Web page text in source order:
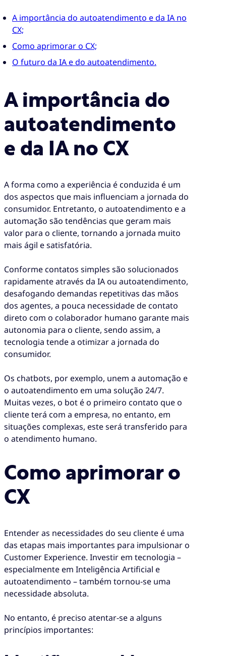
A importância do autoatendimento e da IA no
CX;
Como aprimorar o CX;
O futuro da IA e do autoatendimento.
A importância do
autoatendimento
e da IA no CX
A forma como a experiência é conduzida é um
dos aspectos que mais influenciam a jornada do
consumidor. Entretanto, o autoatendimento e a
automação são tendências que geram mais
valor para o cliente, tornando a jornada muito
mais ágil e satisfatória.
Conforme contatos simples são solucionados
rapidamente através da IA ou autoatendimento,
desafogando demandas repetitivas das mãos
dos agentes, a pouca necessidade de contato
direto com o colaborador humano garante mais
autonomia para o cliente, sendo assim, a
tecnologia tende a otimizar a jornada do
consumidor.
Os chatbots, por exemplo, unem a automação e
o autoatendimento em uma solução 24/7.
Muitas vezes, o bot é o primeiro contato que o
cliente terá com a empresa, no entanto, em
situações complexas, este será transferido para
o atendimento humano.
Como aprimorar o
CX
Entender as necessidades do seu cliente é uma
das etapas mais importantes para impulsionar o
Customer Experience. Investir em tecnologia –
especialmente em Inteligência Artificial e
autoatendimento – também tornou-se uma
necessidade absoluta.
No entanto, é preciso atentar-se a alguns
princípios importantes: